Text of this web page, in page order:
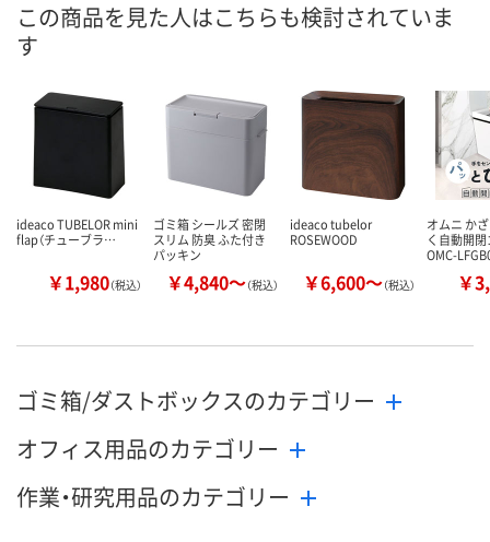
この商品を見た人はこちらも検討されていま
す
ideaco TUBELOR mini
flap（チューブラ…
￥1,980（税込）
ゴミ箱 シールズ 密閉
スリム 防臭 ふた付き
パッキン
￥4,840～（税込）
ideaco tubelor
ROSEWOOD
￥6,600～（税込）
オムニ か
く自動開
OMC-
￥
ゴミ箱/ダストボックスのカテゴリー
オフィス用品のカテゴリー
作業・研究用品のカテゴリー